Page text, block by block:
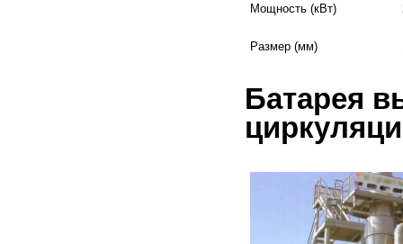
Мощность (кВт)
Размер (мм)
Батарея